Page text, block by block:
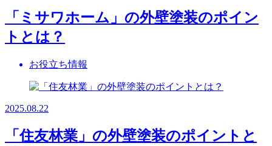
「ミサワホーム」の外壁塗装のポイン
トとは？
お役立ち情報
2025.08.22
「住友林業」の外壁塗装のポイントと